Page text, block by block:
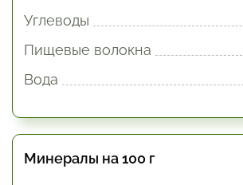
Углеводы
Пищевые волокна
Вода
Минералы на 100 г